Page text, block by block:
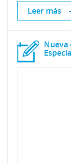
Leer más
Nueva